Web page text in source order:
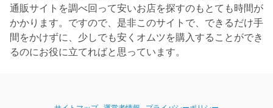
通販サイトを調べ回って安いお店を探すのもとても時間が
かかります。ですので、是非このサイトで、できるだけ手
間をかけずに、少しでも安くオムツを購入することができ
るのにお役に立てればと思っています。